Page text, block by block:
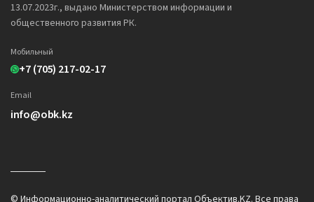
13.07.2023г., выдано Министерством информации и
общественного развития РК.
Мобильный
+7 (705) 217-02-17
Email
info@obk.kz
© Информационно-аналитический портал Объектив.KZ. Все права